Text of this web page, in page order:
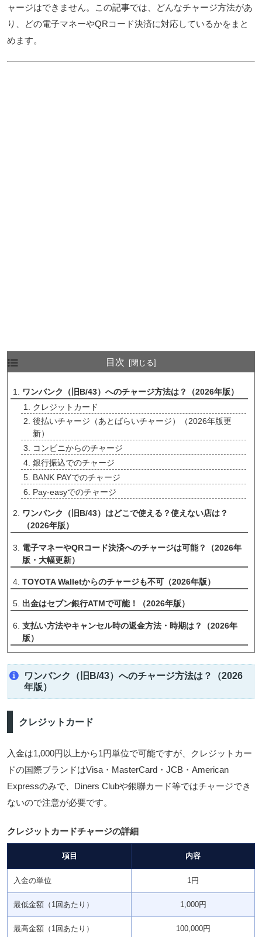
ャージはできません。この記事では、どんなチャージ方法があ
り、どの電子マネーやQRコード決済に対応しているかをまと
めます。
目次
ワンバンク（旧B/43）へのチャージ方法は？（2026年版）
クレジットカード
後払いチャージ（あとばらいチャージ）（2026年版更
新）
コンビニからのチャージ
銀行振込でのチャージ
BANK PAYでのチャージ
Pay-easyでのチャージ
ワンバンク（旧B/43）はどこで使える？使えない店は？
（2026年版）
電子マネーやQRコード決済へのチャージは可能？（2026年
版・大幅更新）
TOYOTA Walletからのチャージも不可（2026年版）
出金はセブン銀行ATMで可能！（2026年版）
支払い方法やキャンセル時の返金方法・時期は？（2026年
版）
ワンバンク（旧B/43）へのチャージ方法は？（2026
年版）
クレジットカード
入金は1,000円以上から1円単位で可能ですが、クレジットカー
ドの国際ブランドはVisa・MasterCard・JCB・American
Expressのみで、Diners Clubや銀聯カード等ではチャージでき
ないので注意が必要です。
クレジットカードチャージの詳細
項目 内容
入金の単位 1円
最低金額（1回あたり） 1,000円
最高金額（1回あたり） 100,000円